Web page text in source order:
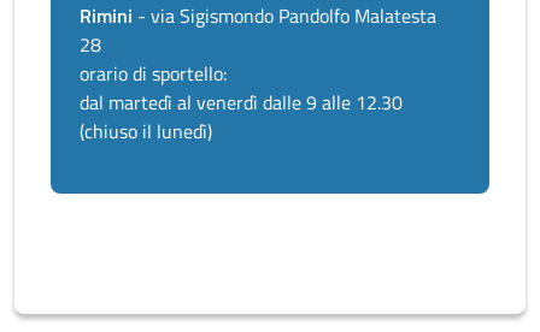
Rimini - via Sigismondo Pandolfo Malatesta
28
orario di sportello:
dal martedì al venerdì dalle 9 alle 12.30
(chiuso il lunedì)